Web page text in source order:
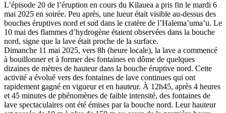
L’épisode 20 de l’éruption en cours du Kilauea a pris fin le mardi 6
mai 2025 en soirée. Peu après, une lueur était visible au-dessus des
bouches éruptives nord et sud dans le cratère de l’Halema’uma’u. Le
10 mai des flammes d’hydrogène étaient observées dans la bouche
nord, signe que la lave était proche de la surface.
Dimanche 11 mai 2025, vers 8h (heure locale), la lave a commencé
à bouillonner et à former des fontaines en dôme de quelques
dizaines de mètres de hauteur dans la bouche éruptive nord. Cette
activité a évolué vers des fontaines de lave continues qui ont
rapidement gagné en vigueur et en hauteur. À 12h45, après 4 heures
et 45 minutes de phénomènes de faible intensité, des fontaines de
lave spectaculaires ont été émises par la bouche nord. Leur hauteur